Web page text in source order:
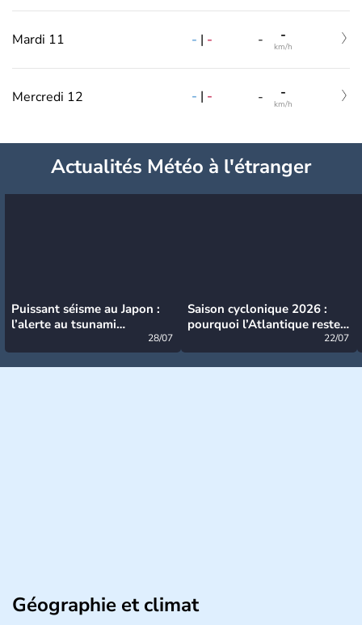
Mardi 11 - | - - -
km/h
Mercredi 12 - | - - -
km/h
Actualités Météo à l'étranger
Puissant séisme au Japon :
l’alerte au tsunami
28/07
Saison cyclonique 2026 :
pourquoi l’Atlantique reste
22/07
Géographie et climat